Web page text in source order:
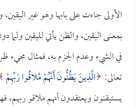
الأولى جاءت على بابها وهو غير
بمعنى اليقين، والظن يأتي لليقين ولما
في الشيء وعدم الجزم به، فمثال مجيء
تعالى: الَّذِينَ يَظُنُّونَ أَنَّهُمْ مُلاقُوا رَبِّهِمْ
يستيقنون ويعتقدون أنهم ملاقو ربهم،